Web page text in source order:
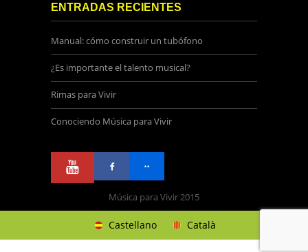
ENTRADAS RECIENTES
Manual: cómo construir un tubófono
¿Es importante el talento musical?
Rimas para Vivir
Conociendo Música para Vivir
Música para Vivir 2015
Castellano Català